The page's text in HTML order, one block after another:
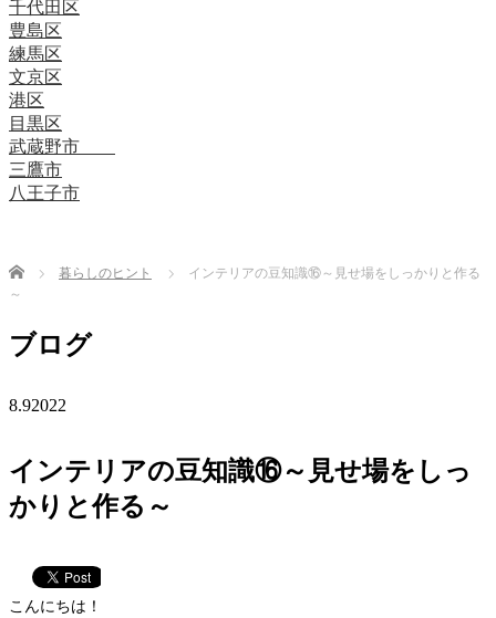
千代田区
豊島区
練馬区
文京区
港区
目黒区
武蔵野市
三鷹市
八王子市
Home 暮らしのヒント
インテリアの豆知識⑯～見せ場をしっかりと作る
～
ブログ
8.92022
インテリアの豆知識⑯～見せ場をしっ
かりと作る～
こんにちは！